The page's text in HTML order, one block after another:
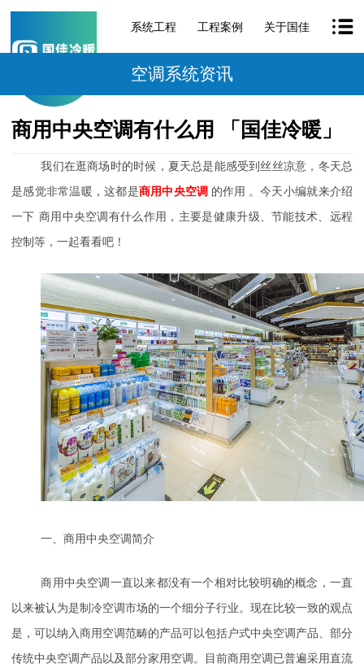
系统工程 工程案例 关于国佳
空调系统资讯
商用中央空调有什么用 「国佳冷暖」
我们在逛商场时的时候，夏天总是能感受到丝丝凉意，冬天总
是感觉非常温暖，这都是商用中央空调 的作用 。今天小编就来介绍
一下 商用中央空调有什么作用 ，主要是健康升级、节能技术、远程
控制等，一起看看吧！
一、商用中央空调简介
商用中央空调一直以来都没有一个相对比较明确的概念，一直
以来被认为是制冷空调市场的一个细分子行业。现在比较一致的观点
是，可以纳入商用空调范畴的产品可以包括户式中央空调产品、部分
传统中央空调产品以及部分家用空调。目前商用空调已普遍采用直流